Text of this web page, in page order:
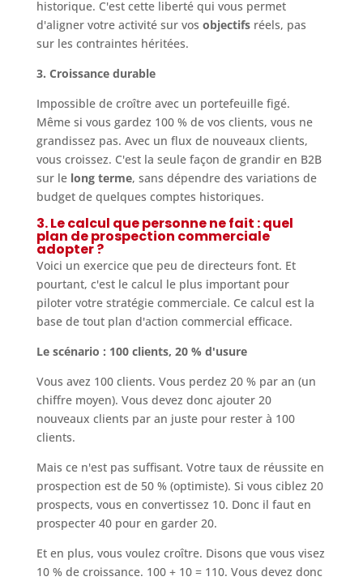
historique. C'est cette liberté qui vous permet
d'aligner votre activité sur vos objectifsréels, pas
sur les contraintes héritées.
3. Croissance durable
Impossible de croître avec un portefeuille figé.
Même si vous gardez 100 % de vos clients, vous ne
grandissez pas. Avec un flux de nouveaux clients,
vous croissez. C'est la seule façon de grandir en B2B
sur le long terme, sans dépendre des variations de
budget de quelques comptes historiques.
3. Le calcul que personne ne fait : quel
plan de prospection commerciale
adopter ?
Voici un exercice que peu de directeurs font. Et
pourtant, c'est le calcul le plus important pour
piloter votre stratégie commerciale. Ce calcul est la
base de tout plan d'action commercial efficace.
Le scénario : 100 clients, 20 % d'usure
Vous avez 100 clients. Vous perdez 20 % par an (un
chiffre moyen). Vous devez donc ajouter 20
nouveaux clients par an juste pour rester à 100
clients.
Mais ce n'est pas suffisant. Votre taux de réussite en
prospection est de 50 % (optimiste). Si vous ciblez 20
prospects, vous en convertissez 10. Donc il faut en
prospecter 40 pour en garder 20.
Et en plus, vous voulez croître. Disons que vous visez
10 % de croissance. 100 + 10 = 110. Vous devez donc